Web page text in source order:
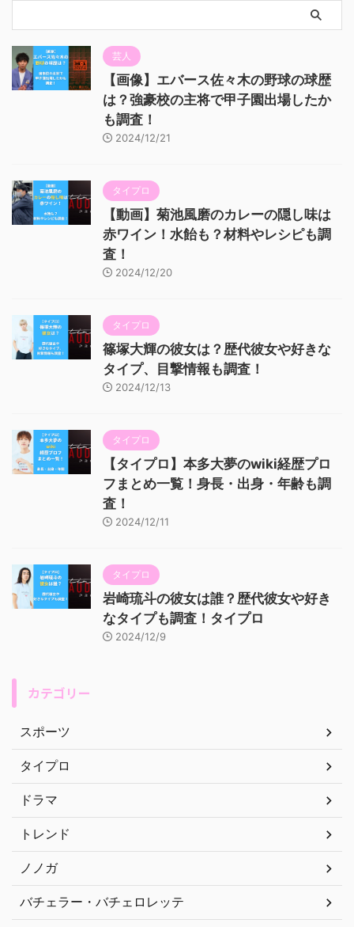
芸人
【画像】エバース佐々木の野球の球歴
は？強豪校の主将で甲子園出場したか
も調査！
2024/12/21
タイプロ
【動画】菊池風磨のカレーの隠し味は
赤ワイン！水飴も？材料やレシピも調
査！
2024/12/20
タイプロ
篠塚大輝の彼女は？歴代彼女や好きな
タイプ、目撃情報も調査！
2024/12/13
タイプロ
【タイプロ】本多大夢のwiki経歴プロ
フまとめ一覧！身長・出身・年齢も調
査！
2024/12/11
タイプロ
岩崎琉斗の彼女は誰？歴代彼女や好き
なタイプも調査！タイプロ
2024/12/9
カテゴリー
スポーツ
タイプロ
ドラマ
トレンド
ノノガ
バチェラー・バチェロレッテ